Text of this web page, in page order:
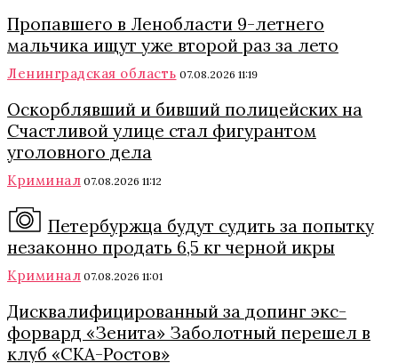
Пропавшего в Ленобласти 9-летнего
мальчика ищут уже второй раз за лето
Ленинградская область 07.08.2026 11:19
Оскорблявший и бивший полицейских на
Счастливой улице стал фигурантом
уголовного дела
Криминал 07.08.2026 11:12
Петербуржца будут судить за попытку
незаконно продать 6,5 кг черной икры
Криминал 07.08.2026 11:01
Дисквалифицированный за допинг экс-
форвард «Зенита» Заболотный перешел в
клуб «СКА-Ростов»